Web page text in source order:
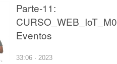
Parte-11:
Eventos
33:06 · 2023